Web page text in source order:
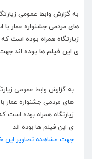
به گزارش وابط عمومی
های مردمی جشنواره عمار با
ی این فیلم ها بوده اند
به گزارش وابط عمومی
های مردمی جشنواره عمار
ی این فیلم ها بوده اند
جهت مشاهده تصاویر این